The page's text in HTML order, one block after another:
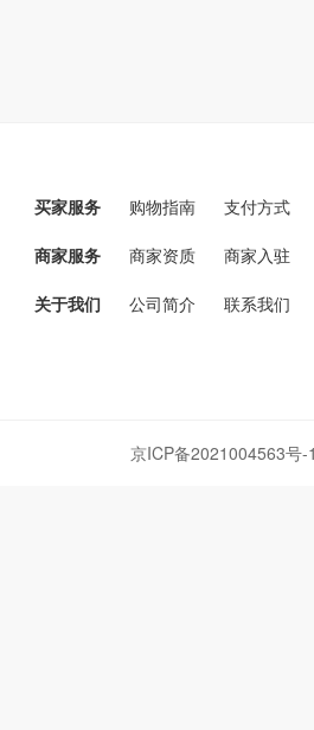
买家服务 购物指南 支付方式
商家服务 商家资质 商家入驻
关于我们 公司简介 联系我们
京ICP备2021004563号-